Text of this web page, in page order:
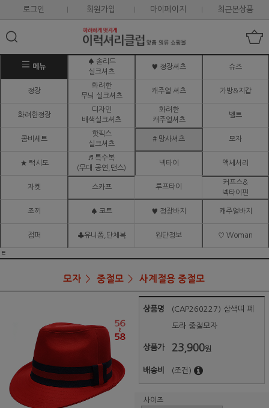
로그인 회원가입 마이페이지 최근본상품
메뉴
♠ 솔리드
실크셔츠
♥ 정장셔츠 슈즈
정장
화려한
무늬 실크셔츠
캐주얼 셔츠 가방&지갑
화려한정장
디자인
배색실크셔츠
화려한
캐주얼셔츠
벨트
콤비세트
핫픽스
실크셔츠
# 망사셔츠 모자
★ 턱시도
♬ 특수복
(무대.공연,댄스)
넥타이 액세서리
자켓 스카프 루프타이
커프스&
넥타이핀
조끼 ♠ 코트 ♥ 정장바지 캐주얼바지
점퍼 ♣유니폼,단체복 원단정보 ♡ Woman
ㅌ
모자 중절모 사계절용 중절모
상품명 (CAP260227) 삼색띠 페
도라 중절모자
상품가 23,900원
배송비 (조건)
사이즈